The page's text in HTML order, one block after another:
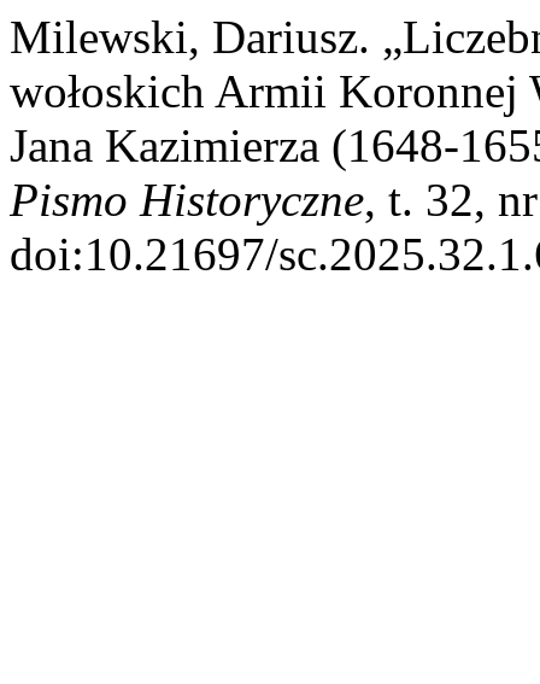
Milewski, Dariusz.
wołoskich Armii Koronnej
Jana Kazimierza (1648-
Pismo Historyczne, t. 32,
doi:10.21697/